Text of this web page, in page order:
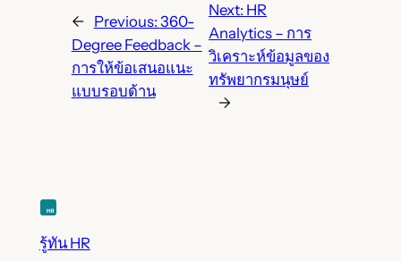
← Previous: 360-
Degree Feedback –
การให้ข้อเสนอแนะ
แบบรอบด้าน
Next: HR
Analytics – การ
วิเคราะห์ข้อมูลของ
ทรัพยากรมนุษย์
→
รู้ทัน HR